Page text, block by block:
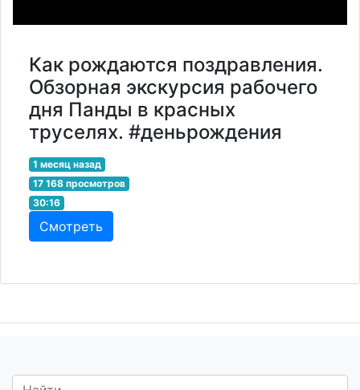
Как рождаются поздравления.
Обзорная экскурсия рабочего
дня Панды в красных
труселях. #деньрождения
1 месяц назад
17 168 просмотров
30:16
Смотреть